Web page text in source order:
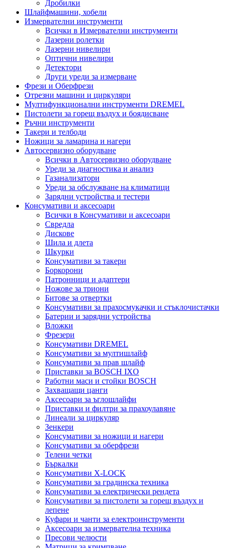
Дробилки
Шлайфмашини, хобели
Измервателни инструменти
Всички в Измервателни инструменти
Лазерни ролетки
Лазерни нивелири
Оптични нивелири
Детектори
Други уреди за измерване
Фрези и Оберфрези
Отрезни машини и циркуляри
Мултифункционални инструменти DREMEL
Пистолети за горещ въздух и боядисване
Ръчни инструменти
Такери и телбоди
Ножици за ламарина и нагери
Автосервизно оборудване
Всички в Автосервизно оборудване
Уреди за диагностика и анализ
Газанализатори
Уреди за обслужване на климатици
Зарядни устройства и тестери
Консумативи и аксесоари
Всички в Консумативи и аксесоари
Свредла
Дискове
Шила и длета
Шкурки
Консумативи за такери
Боркорони
Патронници и адаптери
Ножове за триони
Битове за отвертки
Консумативи за прахосмукачки и стъклочистачки
Батерии и зарядни устройства
Вложки
Фрезери
Консумативи DREMEL
Консумативи за мултишлайф
Консумативи за прав шлайф
Приставки за BOSCH IXO
Работни маси и стойки BOSCH
Захващащи цанги
Аксесоари за ъглошлайфи
Приставки и филтри за прахоулавяне
Линеали за циркуляр
Зенкери
Консумативи за ножици и нагери
Консумативи за оберфрези
Телени четки
Бъркалки
Консумативи X-LOCK
Консумативи за градинска техника
Консумативи за електрически рендета
Консумативи за пистолети за горещ въздух и
лепене
Куфари и чанти за електроинструменти
Аксесоари за измервателна техника
Пресови челюсти